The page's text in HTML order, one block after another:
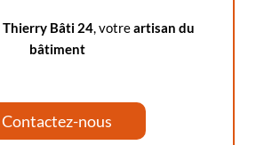
Thierry Bâti 24, votreartisan du
bâtiment
Contactez-nous